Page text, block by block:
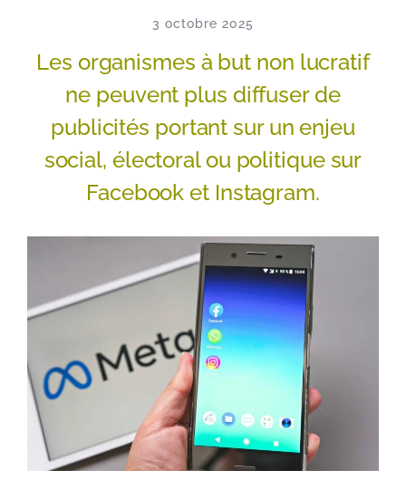
3 octobre 2025
Les organismes à but non lucratif
ne peuvent plus diffuser de
publicités portant sur un enjeu
social, électoral ou politique sur
Facebook et Instagram.